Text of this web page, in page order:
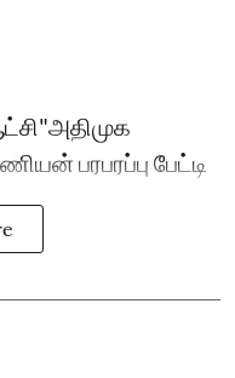
பரபரப்பு பேட்டி